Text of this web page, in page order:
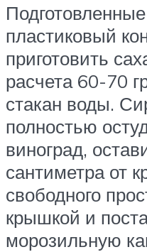
пластиковый
приготовить
расчета 60-70
стакан воды.
полностью
виноград,
сантиметра от
свободного
крышкой и
морозильную